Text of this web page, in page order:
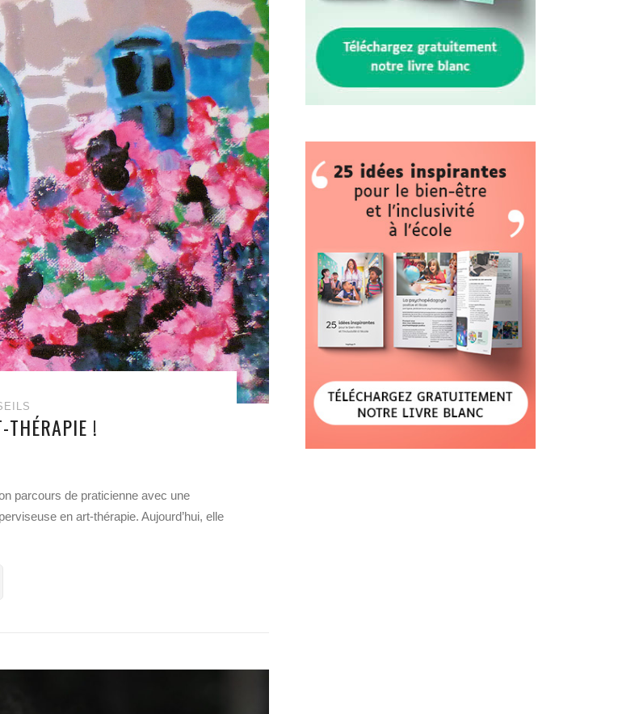
THÉRAPIE !
parcours de praticienne avec une
en art-thérapie. Aujourd’hui, elle